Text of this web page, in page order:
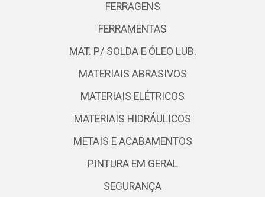
FERRAGENS
FERRAMENTAS
MAT. P/ SOLDA E ÓLEO LUB.
MATERIAIS ABRASIVOS
MATERIAIS ELÉTRICOS
MATERIAIS HIDRÁULICOS
METAIS E ACABAMENTOS
PINTURA EM GERAL
SEGURANÇA